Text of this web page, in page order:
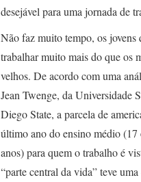
desejável para uma jornada de
Não faz muito tempo, os jovens
trabalhar muito mais do que os
velhos. De acordo com uma
Jean Twenge, da Universidade
Diego State, a parcela de
último ano do ensino médio (17
anos) para quem o trabalho é
“parte central da vida” teve uma